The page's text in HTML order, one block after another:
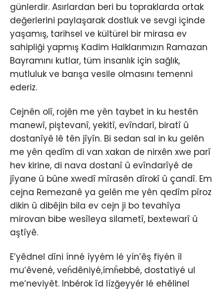
günlerdir. Asırlardan beri bu topraklarda ortak
değerlerini paylaşarak dostluk ve sevgi içinde
yaşamış, tarihsel ve kültürel bir mirasa ev
sahipliği yapmış Kadim Halklarımızın Ramazan
Bayramını kutlar, tüm insanlık için sağlık,
mutluluk ve barışa vesile olmasını temenni
ederiz.
Cejnên olî, rojên me yên taybet in ku hestên
manewî, piştevanî, yekitî, evîndarî, biratî û
dostanîyê lê tên jîyîn. Bi sedan sal in ku gelên
me yên qedîm di van xakan de nirxên xwe parî
hev kirine, di nava dostanî û evîndarîyê de
jîyane û bûne xwedî mîrasên dîrokî û çandî. Em
cejna Remezanê ya gelên me yên qedîm pîroz
dikin û dibêjin bila ev cejn ji bo tevahîya
mirovan bibe wesîleya silametî, bextewarî û
aştîyê.
E’yêdnel dîni ínné íyyém lé yín’êş fiyén íl
mu’êvené, veĥdêniyé,ímĥebbé, dostatiyé ul
me’neviyêt. Inbérok îd lízğeyyér lé ehêlinel